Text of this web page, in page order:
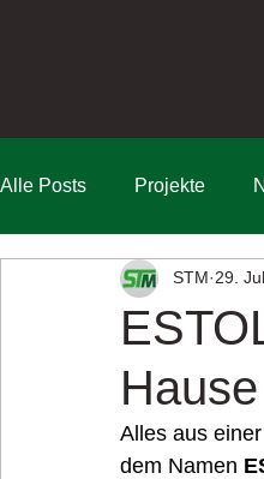
Alle Posts Projekte
STM 29.
Alles aus
dem Namen